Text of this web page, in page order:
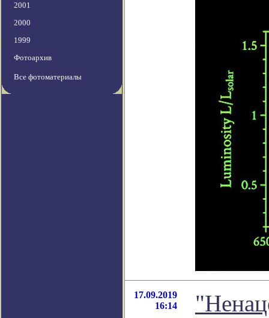
2001
2000
1999
Фотоархив
Все фотоматериалы
17.09.2019
16:14